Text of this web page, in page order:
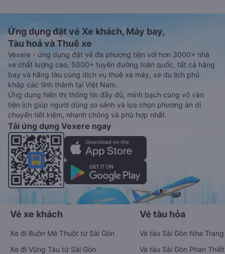
Ứng dụng đặt vé Xe khách, Máy bay,
Tàu hoả và Thuê xe
Vexere - ứng dụng đặt vé đa phương tiện với hơn 3000+ nhà
xe chất lượng cao, 5000+ tuyến đường toàn quốc, tất cả hãng
bay và hãng tàu cùng dịch vụ thuê xe máy, xe du lịch phủ
khắp các tỉnh thành tại Việt Nam.
Ứng dụng hiển thị thông tin đầy đủ, minh bạch cùng vô vàn
tiện ích giúp người dùng so sánh và lựa chọn phương án di
chuyển tiết kiệm, nhanh chóng và phù hợp nhất.
Tải ứng dụng Vexere ngay
Vé xe khách
Xe đi Buôn Mê Thuột từ Sài Gòn
Xe đi Vũng Tàu từ Sài Gòn
Vé tàu hỏa
Vé tàu Sài Gòn Nha Trang
Vé tàu Sài Gòn Phan Thiết